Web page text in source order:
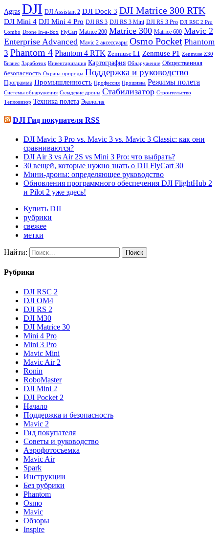
Agras DJI DJI Assistant 2 DJI Dock 3 DJI Matrice 300 RTK
DJI Mini 4 DJI Mini 4 Pro DJI RS 3 DJI RS 3 Mini DJI RS 3 Pro DJI RSC 2 Pro
Combo Drone In-a-Box FlyCart Matrice 200 Matrice 300 Matrice 600 Mavic 2
Enterprise Advanced Mavic 2 аксессуары Osmo Pocket Phantom
3 Phantom 4 Phantom 4 RTK Zenmuse L1 Zenmuse P1
Zenmuse Z30
Бизнес Заработок Инвентаризация Картография Обнаружение Общественная
безопасность Охрана природы Поддержка и руководство
Программа Промышленность Профессия Прошивка Режимы полета
Системы обнаружения Складские дроны Стабилизатор Строительство
Тепловизор Техника полета Экология
DJI Гид покупателя RSS
DJI Mavic 3 Pro vs. Mavic 3 vs. Mavic 3 Classic: как они
сравниваются?
DJI Air 3 vs Air 2S vs Mini 3 Pro: что выбрать?
30 вещей, которые нужно знать о DJI FlyCart 30
Мини-дроны: определяющее руководство
Обновления программного обеспечения DJI FlightHub 2
и Pilot 2 уже здесь!
Купить DJI
рубрики
свежее
метки
Найти:
Рубрики
DJI RSC 2
DJI OM4
DJI RS 2
DJI M30
DJI Matrice 30
Mini 4 Pro
Mini 3 Pro
Mavic Mini
Mavic Air 2
Ronin
RoboMaster
DJI Mini 2
DJI Pocket 2
Начало
Поддержка и безопасность
Mavic 2
Гид покупателя
Советы и руководство
Аэрофотосъемка
Mavic Air
Spark
Инструкции
Без рубрики
Phantom
Osmo
Mavic
Обзоры
Inspire